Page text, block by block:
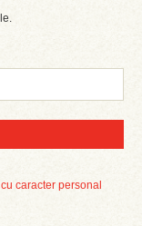
caracter personal